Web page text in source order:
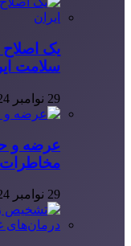
یک
سلامت
29 نوامبر 2024
عرضه و
مخاطرات
29 نوامبر 2024